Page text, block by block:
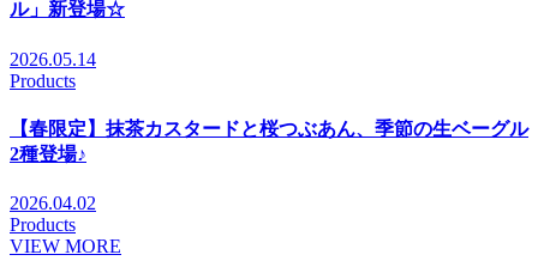
ル」新登場☆
2026.05.14
Products
【春限定】抹茶カスタードと桜つぶあん、季節の生ベーグル
2種登場♪
2026.04.02
Products
VIEW MORE